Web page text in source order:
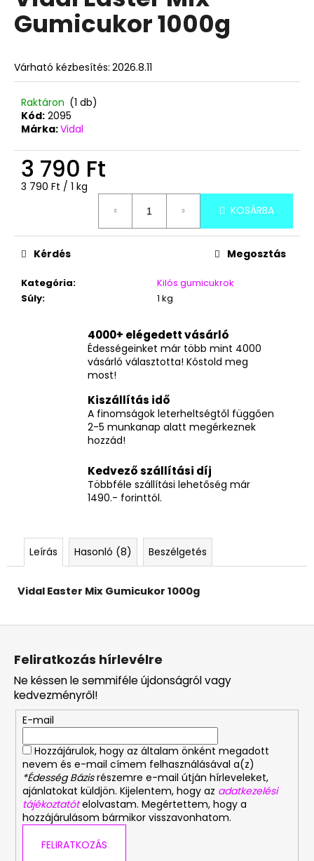
5-
ből
Gumicukor 1000g
Várható kézbesítés: 2026.8.11
Raktáron (1 db)
Kód: 2095
Márka:Vidal
3 790 Ft
Egységár:
3 790 Ft / 1 kg
KOSÁRBA
Kategória:
Kilós gumicukrok
Súly: 1 kg
Kérdés Megosztás
4000+ elégedett vásárló
Édességeinket már több mint 4000
vásárló választotta! Kóstold meg
most!
Kiszállítás idő
A finomságok leterheltségtől függően
2-5 munkanap alatt megérkeznek
hozzád!
Kedvező szállítási díj
Többféle szállítási lehetőség már
1490.- forinttól.
Leírás Hasonló (8) Beszélgetés
Vidal Easter Mix Gumicukor 1000g
á
n
u
k
TUTTI
80G
390
Feliratkozás hírlevélre
Ne késsen le semmiféle újdonságról vagy
kedvezményről!
E-mail
Hozzájárulok, hogy az általam önként megadott
nevem és e-mail címem felhasználásával a(z)
*Édesség Bázisrészemre e-mail útján hírleveleket,
ajánlatokat küldjön. Kijelentem, hogy az adatkezelési
tájékoztatót elolvastam. Megértettem, hogy a
hozzájárulásom bármikor visszavonhatom.
FELIRATKOZÁS